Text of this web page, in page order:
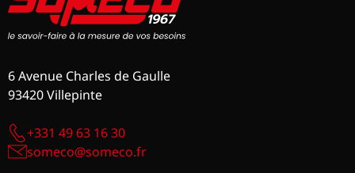
6 Avenue Charles de Gaulle
93420 Villepinte
+331 49 63 16 30
someco@someco.fr